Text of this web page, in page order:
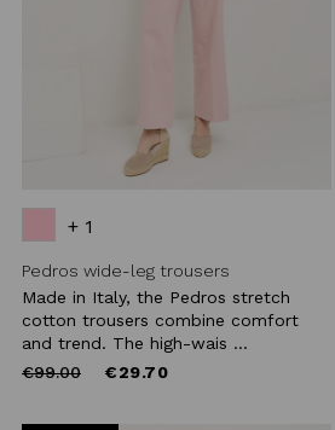
+ 1
Pedros wide-leg trousers
Made in Italy, the Pedros stretch
cotton trousers combine comfort
and trend. The high-wais ...
Price
€99.00to €29.70